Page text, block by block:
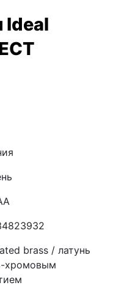
Ideal
brass / латунь
хромовым